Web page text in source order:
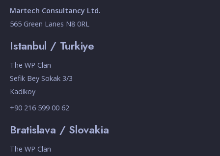
Martech Consultancy Ltd.
565 Green Lanes N8 0RL
Istanbul / Turkiye
The WP Clan
Sefik Bey Sokak 3/3
Kadikoy
+90 216 599 00 62
Bratislava / Slovakia
The WP Clan